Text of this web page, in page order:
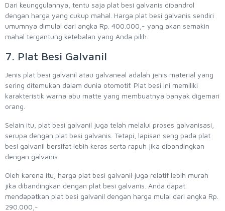
Dari keunggulannya, tentu saja plat besi galvanis dibandrol
dengan harga yang cukup mahal. Harga plat besi galvanis sendiri
umumnya dimulai dari angka Rp. 400.000,- yang akan semakin
mahal tergantung ketebalan yang Anda pilih.
7. Plat Besi Galvanil
Jenis plat besi galvanil atau galvaneal adalah jenis material yang
sering ditemukan dalam dunia otomotif. Plat besi ini memiliki
karakteristik warna abu matte yang membuatnya banyak digemari
orang.
Selain itu, plat besi galvanil juga telah melalui proses galvanisasi,
serupa dengan plat besi galvanis. Tetapi, lapisan seng pada plat
besi galvanil bersifat lebih keras serta rapuh jika dibandingkan
dengan galvanis.
Oleh karena itu, harga plat besi galvanil juga relatif lebih murah
jika dibandingkan dengan plat besi galvanis. Anda dapat
mendapatkan plat besi galvanil dengan harga mulai dari angka Rp.
290.000,-